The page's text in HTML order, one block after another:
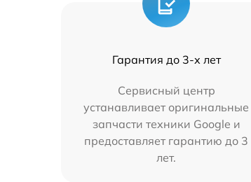
Гарантия до 3-х лет
Сервисный центр
устанавливает оригинальные
запчасти техники Google и
предоставляет гарантию до 3
лет.